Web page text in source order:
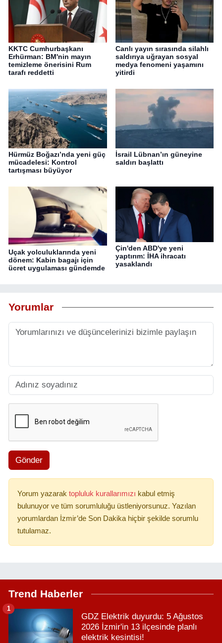
KKTC Cumhurbaşkanı
Erhürman: BM'nin mayın
temizleme önerisini Rum
tarafı reddetti
Canlı yayın sırasında silahlı
saldırıya uğrayan sosyal
medya fenomeni yaşamını
yitirdi
Hürmüz Boğazı’nda yeni güç
mücadelesi: Kontrol
tartışması büyüyor
İsrail Lübnan’ın güneyine
saldırı başlattı
Uçak yolculuklarında yeni
dönem: Kabin bagajı için
ücret uygulaması gündemde
Çin'den ABD'ye yeni
yaptırım: İHA ihracatı
yasaklandı
Yorumlar
Gönder
Yorum yazarak topluluk kurallarımızı kabul etmiş
bulunuyor ve tüm sorumluluğu üstleniyorsunuz. Yazılan
yorumlardan İzmir’de Son Dakika hiçbir şekilde sorumlu
tutulamaz.
Trend Haberler
GDZ Elektrik duyurdu: 5 Ağustos
2026 İzmir'in 13 ilçesinde planlı
elektrik kesintisi!
1